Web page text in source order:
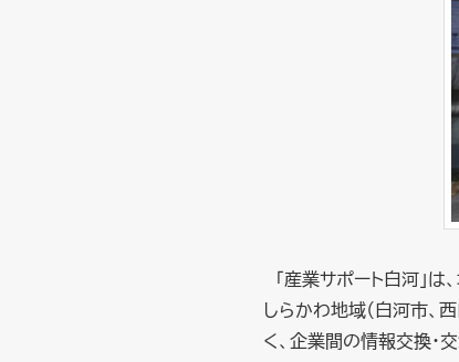
「産業サポート白河」
しらかわ地域（白河市、
く、企業間の情報交換・